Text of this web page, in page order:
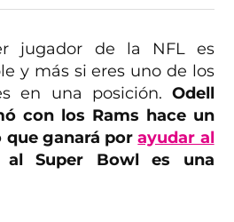
jugador de la NFL es
y más si eres uno de los
en una posición. Odell
con los Rams hace un
que ganará porayudar al
Super Bowl es una